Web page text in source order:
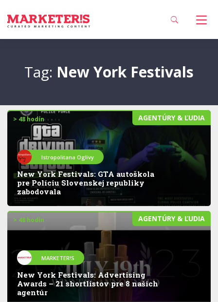
Tag: New York Festivals
AGENTÚRY & ĽUDIA
> 48 hodín
Istropolitana Oglivy
New York Festivals: GTA autoškola
pre Políciu Slovenskej republiky
zabodovala
AGENTÚRY & ĽUDIA
> 48 hodín
MARKETER!S
New York Festivals: Advertising
Awards – 21 shortlistov pre 8 našich
agentúr